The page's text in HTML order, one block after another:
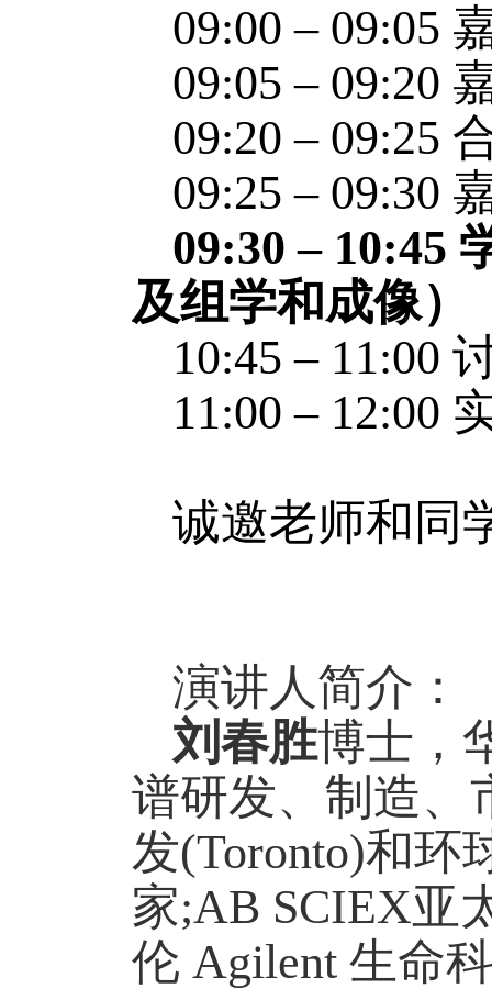
09:00 – 09:05
09:05 – 09:20
09:20 – 09:25
09:25 – 09:30
09:30 – 10:45
及组学和成像）
10:45 – 11:00
11:00 – 12:00
诚邀老师和同
演讲人简介：
刘春胜博士，
谱研发、制造、
发(Toronto)和环
家;AB SCIEX亚
伦 Agilent 生命